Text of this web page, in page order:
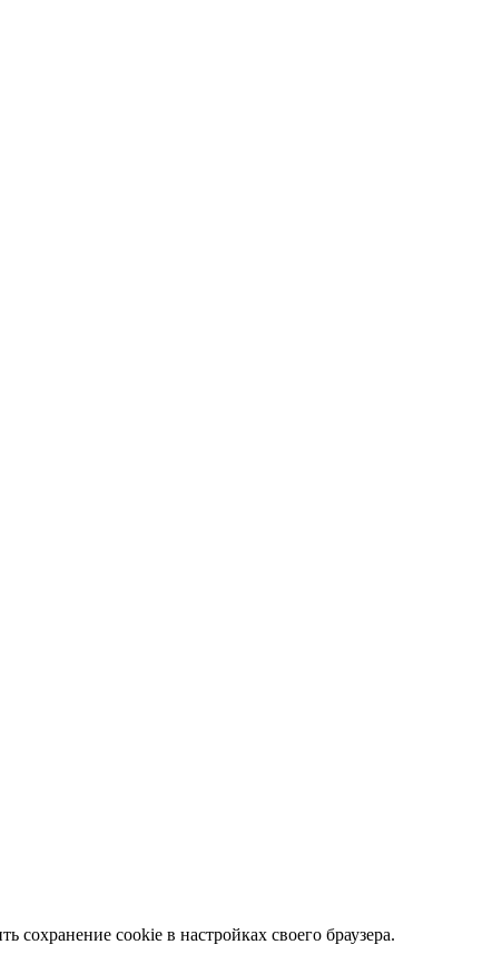
сохранение cookie в настройках своего браузера.